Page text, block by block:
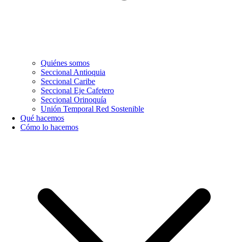
Quiénes somos
Seccional Antioquia
Seccional Caribe
Seccional Eje Cafetero
Seccional Orinoquía
Unión Temporal Red Sostenible
Qué hacemos
Cómo lo hacemos